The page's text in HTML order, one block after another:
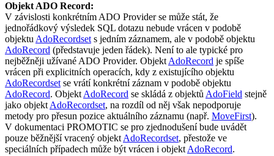
ObjektADO Record:
V závislosti konkrétnímADO Providerse může stát, že
jednořádkový výsledek SQL dotazu nebude vrácen v podobě
objektuAdoRecordsets jedním záznamem, ale v podobě objektu
AdoRecord (představuje jeden řádek). Není to ale typické pro
nejběžněji užívanéADO Provider. ObjektAdoRecord je spíše
vrácen při explicitních operacích, kdy z existujícího objektu
AdoRecordsetse vrátí konkrétní záznam v podobě objektu
AdoRecord. ObjektAdoRecord se skládá z objektůAdoField stejně
jako objektAdoRecordset, na rozdíl od něj však nepodporuje
metody pro přesun pozice aktuálního záznamu (např. MoveFirst).
V dokumentaci PROMOTIC se pro zjednodušení bude uvádět
pouze běžnější vracený objektAdoRecordset, přestože ve
speciálních případech může být vrácen i objektAdoRecord.